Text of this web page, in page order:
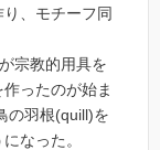
、モチーフ同
宗教的用具を
ったのが始ま
の羽根(quill)を
なった。